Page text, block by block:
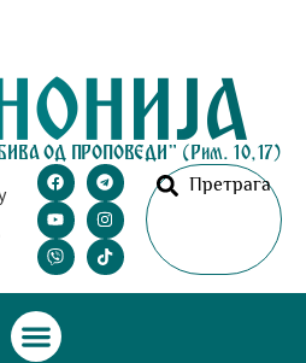
ОД ПРОПОВЕДИ" (Рим. 10,17)
Претрага